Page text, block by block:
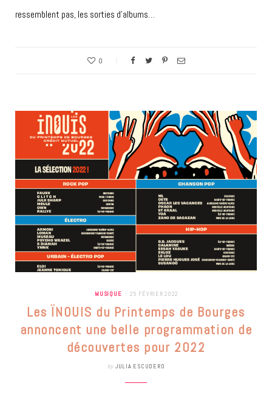
ressemblent pas, les sorties d’albums…
0
MUSIQUE 25 FÉVRIER 2022
Les ÏNOUIS du Printemps de Bourges
annoncent une belle programmation de
découvertes pour 2022
by JULIA ESCUDERO